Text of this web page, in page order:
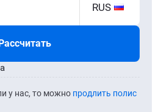
RUS
у нас, то можно продлить полис